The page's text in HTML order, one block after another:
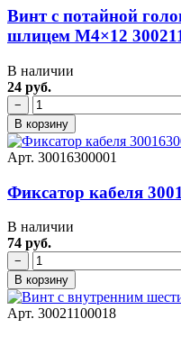
Винт с потайной
шлицем M4×12
В наличии
24 руб.
−
В корзину
Арт. 30016300001
Фиксатор кабеля
В наличии
74 руб.
−
В корзину
Арт. 30021100018